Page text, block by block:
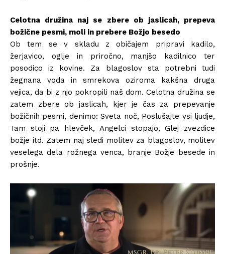
Celotna družina naj se zbere ob jaslicah, prepeva
božične pesmi, moli in prebere Božjo besedo
Ob tem se v skladu z običajem pripravi kadilo,
žerjavico, oglje in priročno, manjšo kadilnico ter
posodico iz kovine. Za blagoslov sta potrebni tudi
žegnana voda in smrekova oziroma kakšna druga
vejica, da bi z njo pokropili naš dom. Celotna družina se
zatem zbere ob jaslicah, kjer je čas za prepevanje
božičnih pesmi, denimo: Sveta noč, Poslušajte vsi ljudje,
Tam stoji pa hlevček, Angelci stopajo, Glej zvezdice
božje itd. Zatem naj sledi molitev za blagoslov, molitev
veselega dela rožnega venca, branje Božje besede in
prošnje.